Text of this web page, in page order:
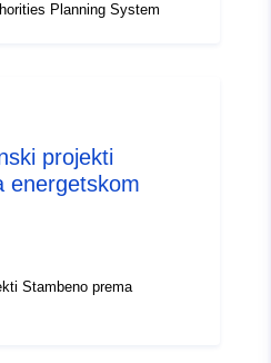
Planning System
projekti
energetskom
Stambeno prema